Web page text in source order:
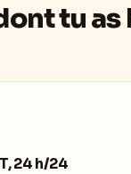
tu as
24 h/24